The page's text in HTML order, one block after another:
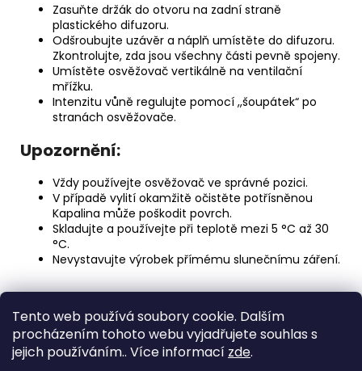
Tento web používá soubory cookie. Dalším
procházením tohoto webu vyjadřujete souhlas s
jejich používáním.. Více informací zde.
Zasuňte držák do otvoru na zadní straně
plastického difuzoru.
Odšroubujte uzávěr a náplň umístěte do difuzoru.
Zkontrolujte, zda jsou všechny části pevně spojeny.
Umístěte osvěžovač vertikálně na ventilační
mřížku.
Intenzitu vůně regulujte pomocí ,,šoupátek“ po
stranách osvěžovače.
Upozornění:
Vždy používejte osvěžovač ve správné pozici.
V případě vylití okamžitě očistěte potřísněnou
Kapalina může poškodit povrch.
Skladujte a používejte při teplotě mezi 5 °C až 30
°C.
Nevystavujte výrobek přímému slunečnímu záření.
Z
Medic Czech